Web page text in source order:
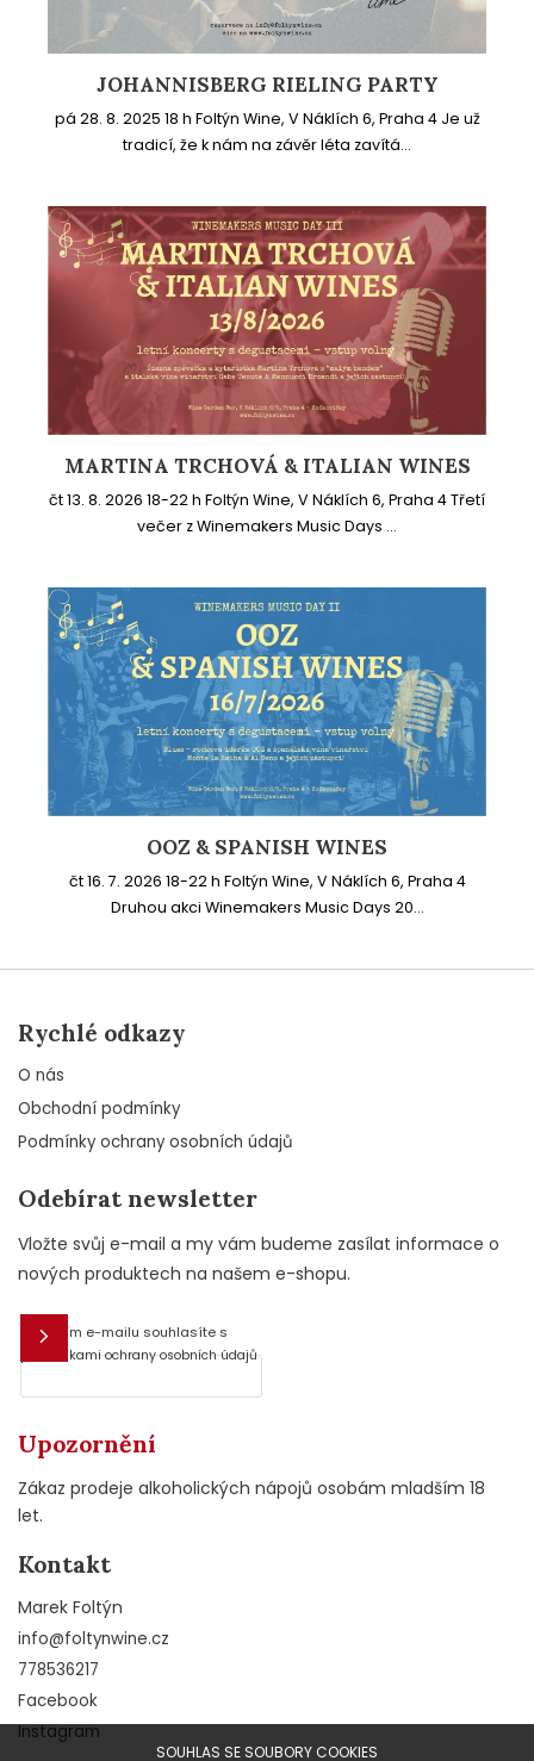
SOUHLAS SE SOUBORY COOKIES
JOHANNISBERG RIELING PARTY
pá 28. 8. 2025 18 h Foltýn Wine, V Náklích 6, Praha 4 Je už
tradicí, že k nám na závěr léta zavítá...
MARTINA TRCHOVÁ & ITALIAN WINES
čt 13. 8. 2026 18-22 h Foltýn Wine, V Náklích 6, Praha 4 Třetí
večer z Winemakers Music Days ...
OOZ & SPANISH WINES
čt 16. 7. 2026 18-22 h Foltýn Wine, V Náklích 6, Praha 4
Druhou akci Winemakers Music Days 20...
Rychlé odkazy
O nás
Obchodní podmínky
Podmínky ochrany osobních údajů
Odebírat newsletter
Vložte svůj e-mail a my vám budeme zasílat informace o
nových produktech na našem e-shopu.
E-mail
Vložením e-mailu souhlasíte s
podmínkami ochrany osobních údajů
Upozornění
Zákaz prodeje alkoholických nápojů osobám mladším 18
let.
Kontakt
Marek Foltýn
info@foltynwine.cz
778536217
Facebook
Instagram